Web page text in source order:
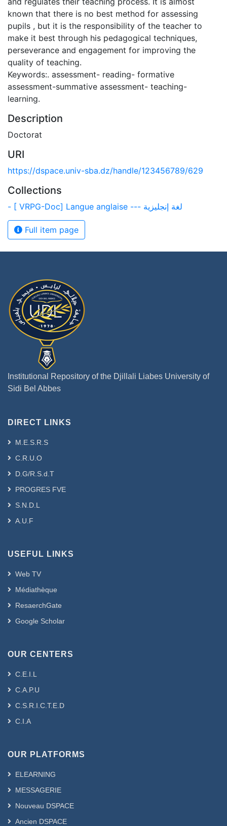
known that there is no best method for assessing
pupils , but it is the responsibility of the teacher to
make it best through his pedagogical techniques,
perseverance and engagement for improving the
quality of teaching.
Keywords:. assessment- reading- formative
assessment-summative assessment- teaching-
learning.
Description
Doctorat
URI
https://dspace.univ-sba.dz/handle/123456789/629
Collections
- [ VRPG-Doc] Langue anglaise --- لغة إنجليزية
Full item page
Institutional Repository of the Djillali Liabes University of
Sidi Bel Abbes
DIRECT LINKS
M.E.S.R.S
C.R.U.O
D.G/R.S.d.T
PROGRES FVE
S.N.D.L
A.U.F
USEFUL LINKS
Web TV
Médiathèque
ResaerchGate
Google Scholar
OUR CENTERS
C.E.I.L
C.A.P.U
C.S.R.I.C.T.E.D
C.I.A
OUR PLATFORMS
ELEARNING
MESSAGERIE
Nouveau DSPACE
Ancien DSPACE